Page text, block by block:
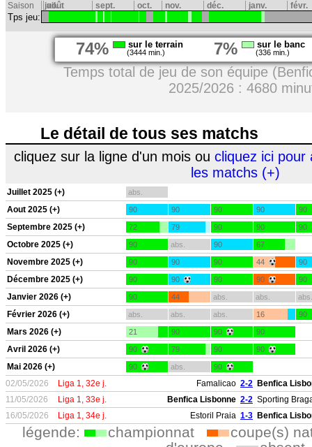
Saison juil.
août sept. oct. nov. déc. janv. févr.
Tps jeu:
74% sur le terrain
(3444 min.) 7% sur le banc
(336 min.)
Temps total de jeu de son équipe
2025/2026 : 4680
Le détail de tous ses matchs
cliquez sur la ligne d'un mois ou cliquez ici pour
les matchs (+)
Juillet 2025 (+) abs.
Aout 2025 (+) 90 90 90 90 90
Septembre 2025 (+) 72 79 90 90 90
Octobre 2025 (+) 90 abs. 90 67
Novembre 2025 (+) 90 90 90 44 90
Décembre 2025 (+) 90 90 90 90 90
Janvier 2026 (+) 90 44 abs. abs. abs.
Février 2026 (+) abs. abs. abs. 16 90
Mars 2026 (+) 21 90 90 90
Avril 2026 (+) 90 79 90 90
Mai 2026 (+) 90 abs. 90
02/05/2026 Liga 1, 32e j. Famalicao 2-2 Benfica
11/05/2026
Liga 1, 33e j. Benfica Lisbonne 2-2 Sporting
16/05/2026
Liga 1, 34e j. Estoril Praia 1-3 Benfica
légende: championnat
coupe(s)